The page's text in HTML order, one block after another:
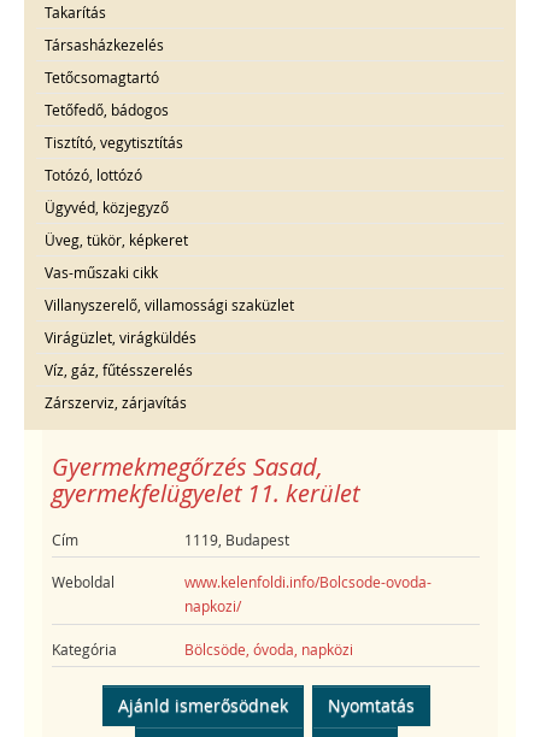
Takarítás
Társasházkezelés
Tetőcsomagtartó
Tetőfedő, bádogos
Tisztító, vegytisztítás
Totózó, lottózó
Ügyvéd, közjegyző
Üveg, tükör, képkeret
Vas-műszaki cikk
Villanyszerelő, villamossági szaküzlet
Virágüzlet, virágküldés
Víz, gáz, fűtésszerelés
Zárszerviz, zárjavítás
Gyermekmegőrzés Sasad,
gyermekfelügyelet 11. kerület
Cím 1119, Budapest
Weboldal
www.kelenfoldi.info/Bolcsode-ovoda-
napkozi/
Kategória Bölcsöde, óvoda, napközi
Ajánld ismerősödnek
Nyomtatás